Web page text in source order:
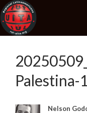
Nelson